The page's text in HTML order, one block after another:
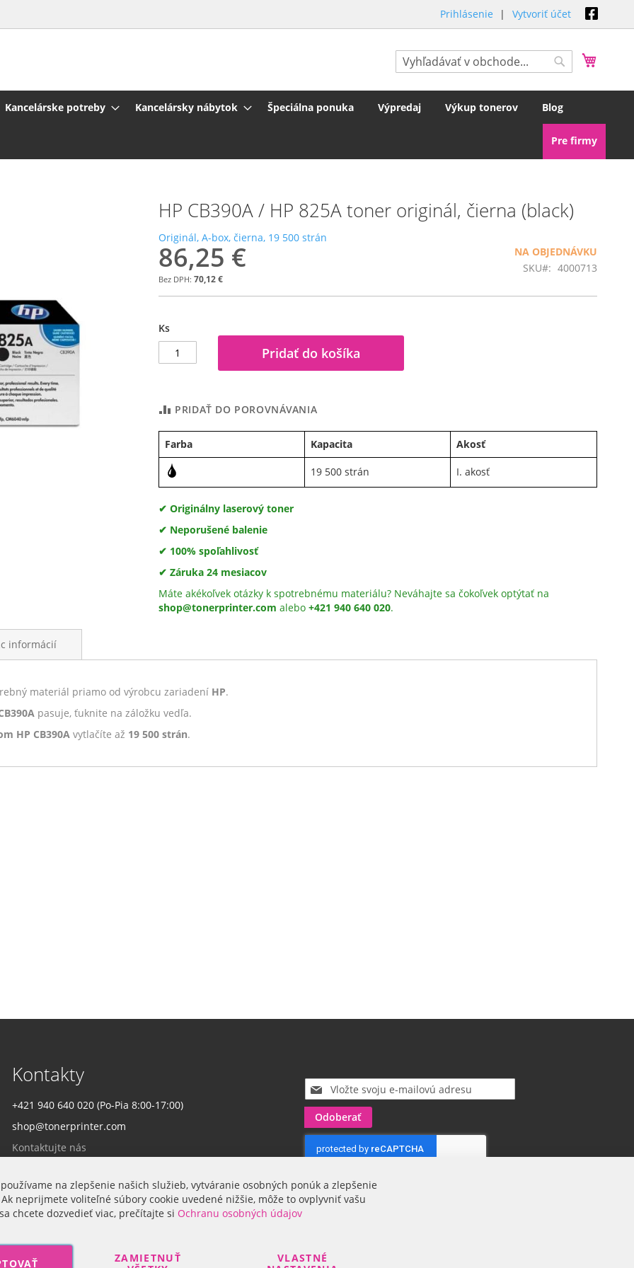
Prihlásenie Vytvoriť účet
Hľadať
Kancelárske potreby Kancelársky nábytok Špeciálna ponuka Výpredaj Výkup tonerov Blog
Pre firmy
HP CB390A / HP 825A toner originál, čierna (black)
Originál, A-box, čierna, 19 500 strán
86,25 €
70,12 €
NA OBJEDNÁVKU
SKU
4000713
Ks
Pridať do košíka
PRIDAŤ DO POROVNÁVANIA
Farba Kapacita Akosť
19 500 strán I. akosť
✔ Originálny laserový toner
✔ Neporušené balenie
✔ 100% spoľahlivosť
✔ Záruka 24 mesiacov
Máte akékoľvek otázky k spotrebnému materiálu? Neváhajte sa čokoľvek optýtať na
shop@tonerprinter.com alebo +421 940 640 020.
materiál priamo od výrobcu zariadení HP.
pasuje, ťuknite na záložku vedľa.
HP CB390A vytlačíte až 19 500 strán.
informácií
Kontakty
+421 940 640 020 (Po-Pia 8:00-17:00)
shop@tonerprinter.com
Kontaktujte nás
Firma
r
h
á
t
e
a
Odoberať
na zlepšenie našich služieb, vytváranie osobných ponúk a zlepšenie
neprijmete voliteľné súbory cookie uvedené nižšie, môže to ovplyvniť vašu
chcete dozvedieť viac, prečítajte si Ochranu osobných údajov
ZAMIETNUŤ
VLASTNÉ